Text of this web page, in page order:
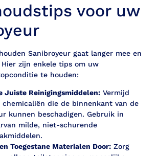
voor uw
Sanibroyeur gaat langer mee en
zijn enkele tips om uw
te houden:
Juiste Reinigingsmiddelen: Vermijd
chemicaliën die de binnenkant van de
kunnen beschadigen. Gebruik in
milde, niet-schurende
Toegestane Materialen Door: Zorg